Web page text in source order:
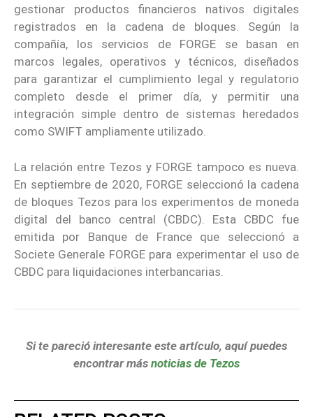
gestionar productos financieros nativos digitales
registrados en la cadena de bloques. Según la
compañía, los servicios de FORGE se basan en
marcos legales, operativos y técnicos, diseñados
para garantizar el cumplimiento legal y regulatorio
completo desde el primer día, y permitir una
integración simple dentro de sistemas heredados
como SWIFT ampliamente utilizado.
La relación entre Tezos y FORGE tampoco es nueva.
En septiembre de 2020, FORGE seleccionó la cadena
de bloques Tezos para los experimentos de moneda
digital del banco central (CBDC). Esta CBDC fue
emitida por Banque de France que seleccionó a
Societe Generale FORGE para experimentar el uso de
CBDC para liquidaciones interbancarias.
Si te pareció interesante este artículo, aquí puedes
encontrar más noticias de Tezos